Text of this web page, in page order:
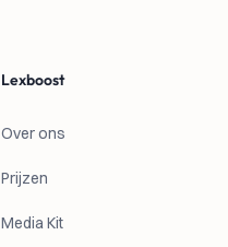
Lexboost
Over ons
Prijzen
Media Kit